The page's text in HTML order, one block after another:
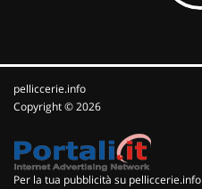
pelliccerie.info
Copyright © 2026
Per la tua pubblicità su pelliccerie.info